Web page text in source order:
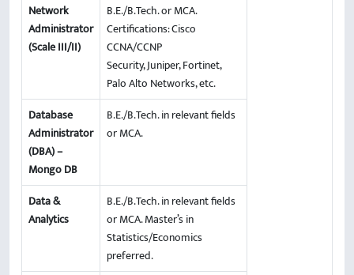
Network
Administrator
(Scale III/II)
B.E./B.Tech. or MCA.
Certifications: Cisco
CCNA/CCNP
Security, Juniper, Fortinet,
Palo Alto Networks, etc.
Database
Administrator
(DBA) –
Mongo DB
B.E./B.Tech. in relevant fields
or MCA.
Data &
Analytics
B.E./B.Tech. in relevant fields
or MCA. Master’s in
Statistics/Economics
preferred.